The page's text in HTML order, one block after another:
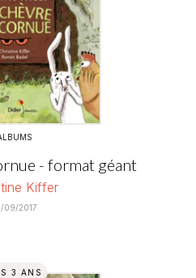
- format géant
Kiffer
09/2017
3 ANS